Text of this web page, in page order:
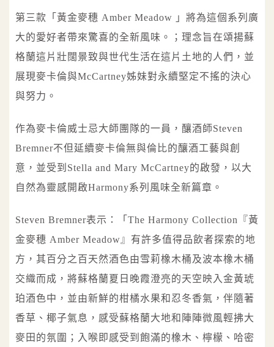
第三款「黃金麥穗 Amber Meadow 」將為這個系列廣
大的愛好者帶來驚喜的全新風味。；理念旨在頌揚蘇
格蘭這片壯闊景致與世代生活在這片土地的人們，並
展現麥卡倫與McCartney姊妹對永續堅定不搖的決心
與努力。
作為麥卡倫威士忌大師團隊的一員，釀酒師Steven
Bremner不但延續麥卡倫無與倫比的釀酒工藝與創
意，並受到Stella and Mary McCartney的啟發，以大
自然為靈感開啟Harmony系列風味全新篇章。
Steven Bremner表示：「The Harmony Collection『黃
金麥穗 Amber Meadow』有許多值得品飲者探索的地
方，其百分之百天然酒色由雪莉橡木桶及波本橡木桶
交織而成，將蘇格蘭夏日晚霞澄亮的天空映入金黃琥
珀酒色中，並由新鮮的柑橘水果和忍冬香氣，伴隨著
香草、椰子氣息，感受蘇格蘭大地和陣陣微風輕拂大
麥田的氛圍；入喉即感受到飽滿的橡木、檸檬、哈密